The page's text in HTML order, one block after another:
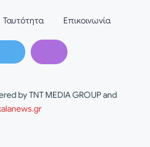
by TNT MEDIA GROUP and
Ταυτότητα Επικοινωνία